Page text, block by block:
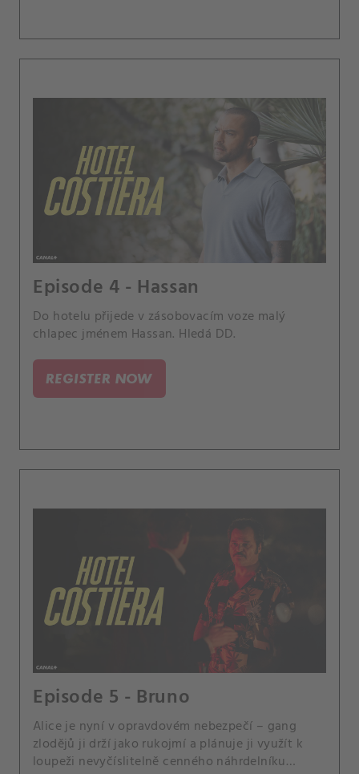
Episode 4 - Hassan
Do hotelu přijede v zásobovacím voze malý
chlapec jménem Hassan. Hledá DD.
REGISTER NOW
Episode 5 - Bruno
Alice je nyní v opravdovém nebezpečí – gang
zlodějů ji drží jako rukojmí a plánuje ji využít k
loupeži nevyčíslitelně cenného náhrdelníku